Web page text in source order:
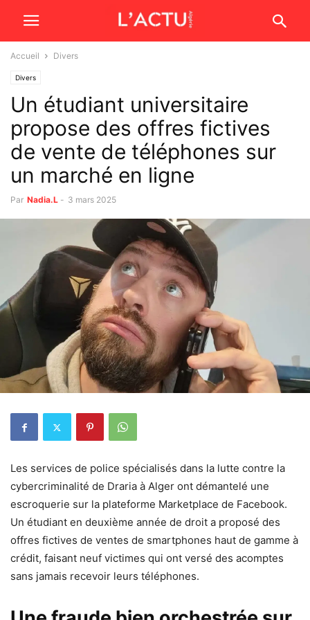
Accueil Divers
Divers
Un étudiant universitaire
propose des offres fictives
de vente de téléphones sur
un marché en ligne
Par Nadia.L - 3 mars 2025
Les services de police spécialisés dans la lutte contre la
cybercriminalité de Draria à Alger ont démantelé une
escroquerie sur la plateforme Marketplace de Facebook.
Un étudiant en deuxième année de droit a proposé des
offres fictives de ventes de smartphones haut de gamme à
crédit, faisant neuf victimes qui ont versé des acomptes
sans jamais recevoir leurs téléphones.